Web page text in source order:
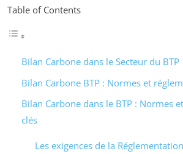
Table of Contents
Bilan Carbone dans le Secteur du BTP
Bilan Carbone BTP : Normes et
Bilan Carbone dans le BTP : Normes
clés
Les exigences de la